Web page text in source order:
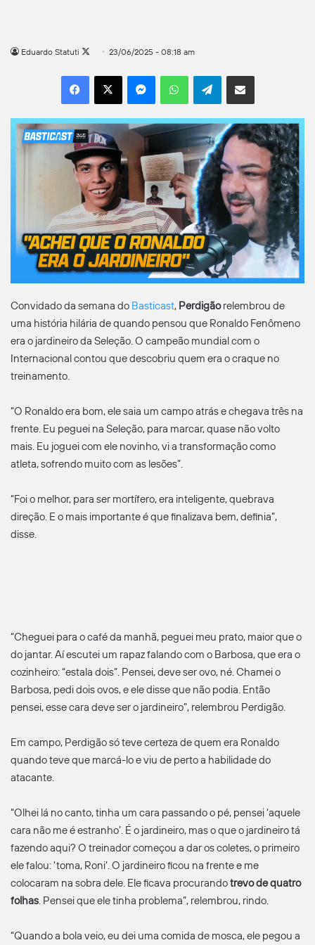
Eduardo Statuti
Follow23/06/2025 - 08:18 am
Facebook
X MessengerWhatsAppTelegramCompartilhar por e-mail
Convidado da semana do Basticast, Perdigãorelembrou de
uma história hilária de quando pensou que Ronaldo Fenômeno
era o jardineiro da Seleção. O campeão mundial com o
Internacional contou que descobriu quem era o craque no
treinamento.
“O Ronaldo era bom, ele saia um campo atrás e chegava três na
frente. Eu peguei na Seleção, para marcar, quase não volto
mais. Eu joguei com ele novinho, vi a transformação como
atleta, sofrendo muito com as lesões”.
“Foi o melhor, para ser mortífero, era inteligente, quebrava
direção. E o mais importante é que finalizava bem, definia”,
disse.
“Cheguei para o café da manhã, peguei meu prato, maior que o
do jantar. Aí escutei um rapaz falando com o Barbosa, que era o
cozinheiro: “estala dois”. Pensei, deve ser ovo, né. Chamei o
Barbosa, pedi dois ovos, e ele disse que não podia. Então
pensei, esse cara deve ser o jardineiro”, relembrou Perdigão.
Em campo, Perdigão só teve certeza de quem era Ronaldo
quando teve que marcá-lo e viu de perto a habilidade do
atacante.
“Olhei lá no canto, tinha um cara passando o pé, pensei ‘aquele
cara não me é estranho’. É o jardineiro, mas o que o jardineiro tá
fazendo aqui? O treinador começou a dar os coletes, o primeiro
ele falou: ‘toma, Roni’. O jardineiro ficou na frente e me
colocaram na sobra dele. Ele ficava procurandotrevo de quatro
folhas. Pensei que ele tinha problema”, relembrou, rindo.
“Quando a bola veio, eu dei uma comida de mosca, ele pegou a